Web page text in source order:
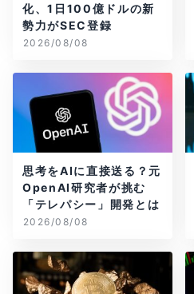
化、1日100億ドルの新
勢力がSEC登録
2026/08/08
思考をAIに直接送る？元
OpenAI研究者が挑む
「テレパシー」開発とは
2026/08/08